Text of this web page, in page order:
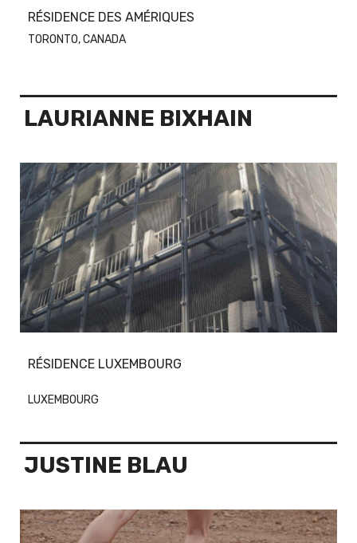
RÉSIDENCE DES AMÉRIQUES
TORONTO, CANADA
LAURIANNE BIXHAIN
RÉSIDENCE LUXEMBOURG
LUXEMBOURG
JUSTINE BLAU